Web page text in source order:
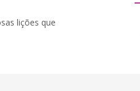
lições que